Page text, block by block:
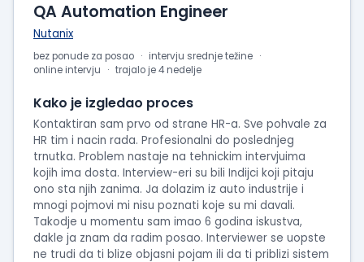
QA Automation Engineer
Nutanix
bez ponude za posao
intervju srednje težine
online intervju
trajalo je 4 nedelje
Kako je izgledao proces
Kontaktiran sam prvo od strane HR-a. Sve pohvale za
HR tim i nacin rada. Profesionalni do poslednjeg
trnutka. Problem nastaje na tehnickim intervjuima
kojih ima dosta. Interview-eri su bili Indijci koji pitaju
ono sta njih zanima. Ja dolazim iz auto industrije i
mnogi pojmovi mi nisu poznati koje su mi davali.
Takodje u momentu sam imao 6 godina iskustva,
dakle ja znam da radim posao. Interviewer se uopste
ne trudi da ti blize objasni pojam ili da ti priblizi sistem